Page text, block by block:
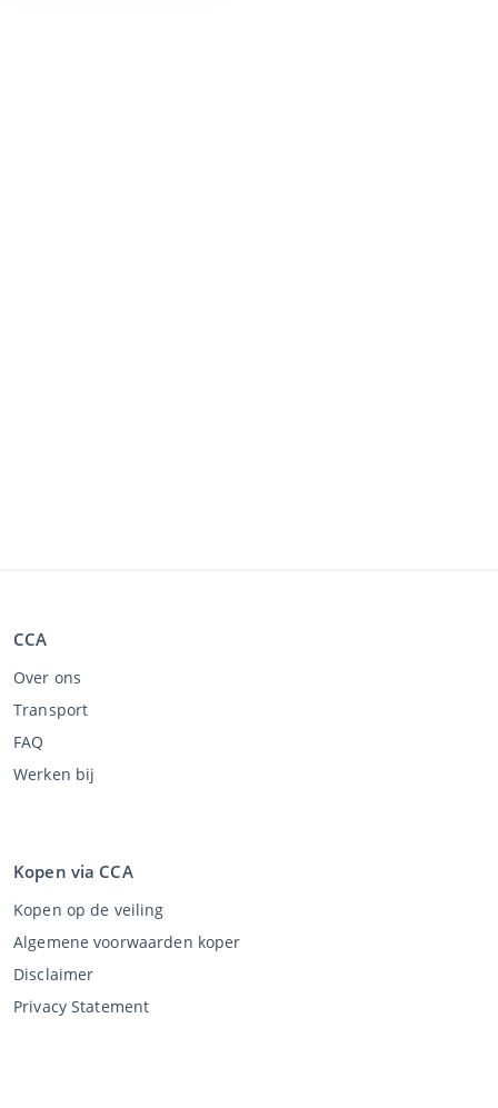
CCA
Over ons
Transport
FAQ
Werken bij
Kopen via CCA
Kopen op de veiling
Algemene voorwaarden koper
Disclaimer
Privacy Statement